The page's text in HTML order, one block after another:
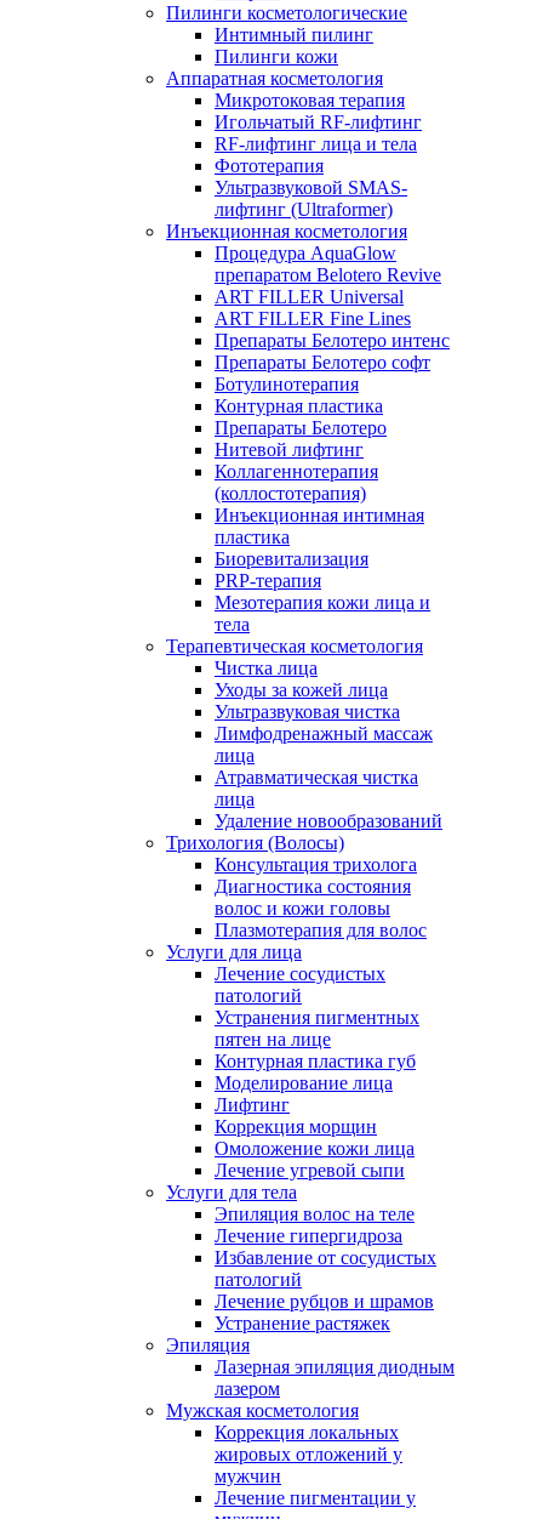
Пилинги косметологические
Интимный пилинг
Пилинги кожи
Аппаратная косметология
Микротоковая терапия
Игольчатый RF-лифтинг
RF-лифтинг лица и тела
Фототерапия
Ультразвуковой SMAS-
лифтинг (Ultraformer)
Инъекционная косметология
Процедура AquaGlow
препаратом Belotero Revive
ART FILLER Universal
ART FILLER Fine Lines
Препараты Белотеро интенс
Препараты Белотеро софт
Ботулинотерапия
Контурная пластика
Препараты Белотеро
Нитевой лифтинг
Коллагеннотерапия
(коллостотерапия)
Инъекционная интимная
пластика
Биоревитализация
PRP-терапия
Мезотерапия кожи лица и
тела
Терапевтическая косметология
Чистка лица
Уходы за кожей лица
Ультразвуковая чистка
Лимфодренажный массаж
лица
Атравматическая чистка
лица
Удаление новообразований
Трихология (Волосы)
Консультация трихолога
Диагностика состояния
волос и кожи головы
Плазмотерапия для волос
Услуги для лица
Лечение сосудистых
патологий
Устранения пигментных
пятен на лице
Контурная пластика губ
Моделирование лица
Лифтинг
Коррекция морщин
Омоложение кожи лица
Лечение угревой сыпи
Услуги для тела
Эпиляция волос на теле
Лечение гипергидроза
Избавление от сосудистых
патологий
Лечение рубцов и шрамов
Устранение растяжек
Эпиляция
Лазерная эпиляция диодным
лазером
Мужская косметология
Коррекция локальных
жировых отложений у
мужчин
Лечение пигментации у